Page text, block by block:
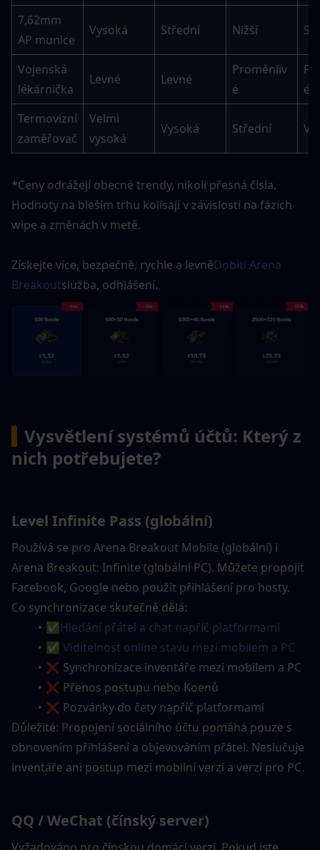
7,62mm
AP munice
Vysoká Střední Nižší
Vojenská
lékárnička
Levné Levné
Proměnliv
é
é
Termovizní
zaměřovač
Velmi
vysoká
Vysoká Střední
*Ceny odrážejí obecné trendy, nikoli přesná čísla.
Hodnoty na bleším trhu kolísají v závislosti na fázích
wipe a změnách v metě.
Získejte více, bezpečně, rychle a levněDobití Arena
Breakoutslužba, odhlášení.
Vysvětlení systémů účtů: Který z
nich potřebujete?
Level Infinite Pass (globální)
Používá se pro Arena Breakout Mobile (globální) i
Arena Breakout: Infinite (globální PC). Můžete propojit
Facebook, Google nebo použít přihlášení pro hosty.
Co synchronizace skutečně dělá:
✅Hledání přátel a chat napříč platformami
✅ Viditelnost online stavu mezi mobilem a PC
❌ Synchronizace inventáře mezi mobilem a PC
❌ Přenos postupu nebo Koenů
❌ Pozvánky do čety napříč platformami
Důležité: Propojení sociálního účtu pomáhá pouze s
obnovením přihlášení a objevováním přátel. Neslučuje
inventáře ani postup mezi mobilní verzí a verzí pro PC.
QQ / WeChat (čínský server)
Vyžadováno pro čínskou domácí verzi. Pokud jste